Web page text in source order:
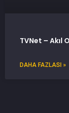
TVNet – Akıl
DAHA FAZLASI »